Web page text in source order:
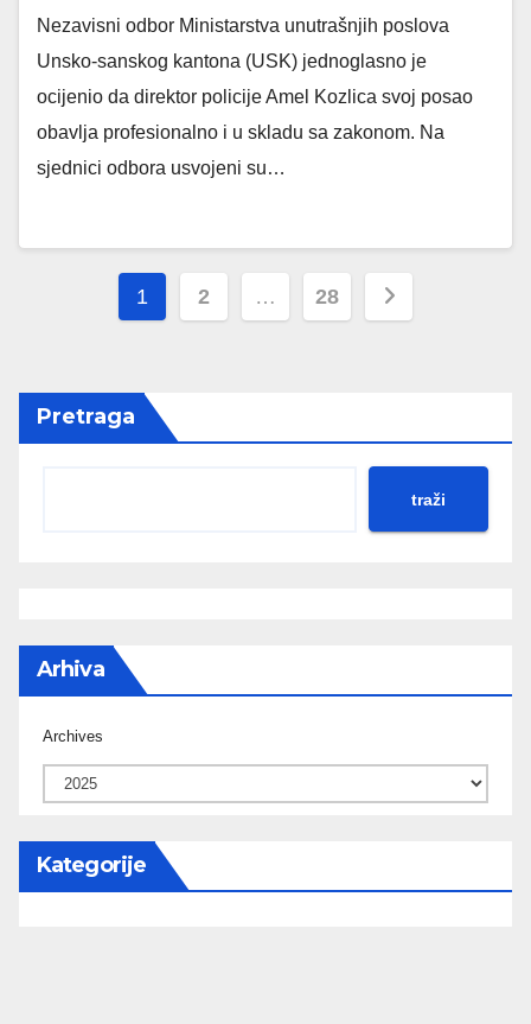
Nezavisni odbor Ministarstva unutrašnjih poslova
Unsko-sanskog kantona (USK) jednoglasno je
ocijenio da direktor policije Amel Kozlica svoj posao
obavlja profesionalno i u skladu sa zakonom. Na
sjednici odbora usvojeni su…
Posts
1 2 … 28
Pretraga
traži
Arhiva
Archives
Kategorije